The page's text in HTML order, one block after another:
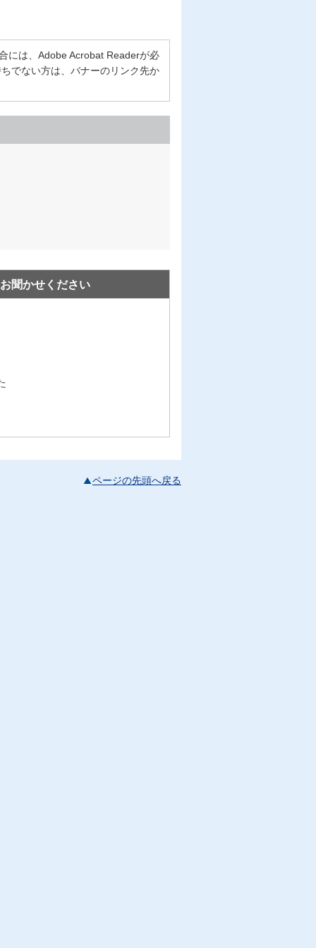
には、Adobe Acrobat Readerが必
でない方は、バナーのリンク先か
聞かせください
ページの先頭へ戻る